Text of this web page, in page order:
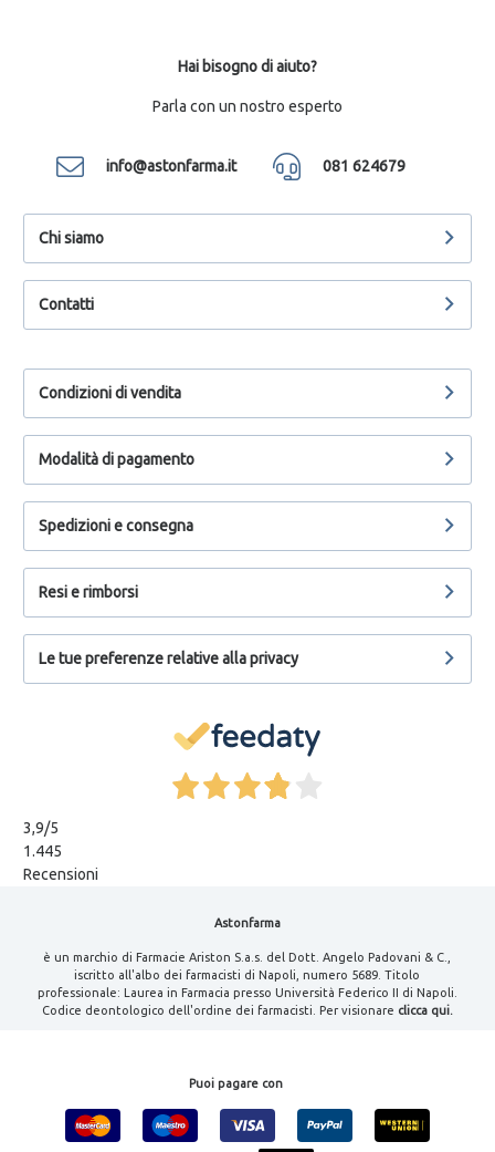
Hai bisogno di aiuto?
Parla con un nostro esperto
info@astonfarma.it 081 624679
Chi siamo
Contatti
Condizioni di vendita
Modalità di pagamento
Spedizioni e consegna
Resi e rimborsi
Le tue preferenze relative alla privacy
3,9/5
1.445
Recensioni
Astonfarma
è un marchio di Farmacie Ariston S.a.s. del Dott. Angelo Padovani & C.,
iscritto all'albo dei farmacisti di Napoli, numero 5689. Titolo
professionale: Laurea in Farmacia presso Università Federico II di Napoli.
Codice deontologico dell'ordine dei farmacisti. Per visionare clicca qui.
Puoi pagare con